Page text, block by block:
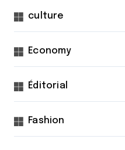
culture
Economy
Éditorial
Fashion